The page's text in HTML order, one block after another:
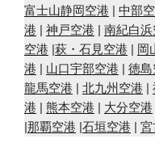
富士山静岡空港 | 中部
港 | 神戸空港 | 南紀白浜
空港 |萩・石見空港 | 岡
港 | 山口宇部空港 | 徳島
龍馬空港 | 北九州空港 |
港 | 熊本空港 | 大分空港
|那覇空港 |石垣空港 | 宮